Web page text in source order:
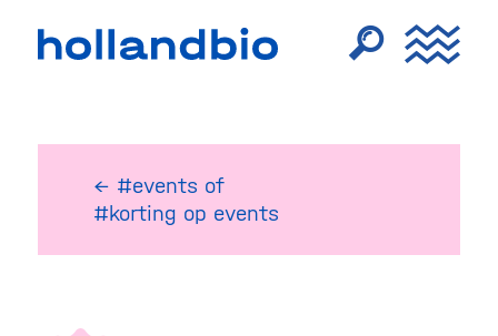
← #events of
#korting op events